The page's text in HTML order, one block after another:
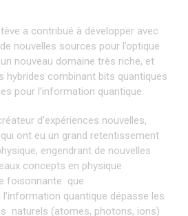
a contribué à développer avec
nouvelles sources pour l’optique
nouveau domaine très riche, et
hybrides combinant bits quantiques
pour l’information quantique.
d’expériences nouvelles,
ont eu un grand retentissement
engendrant de nouvelles
concepts en physique
foisonnante que
l’information quantique dépasse les
naturels (atomes, photons, ions)